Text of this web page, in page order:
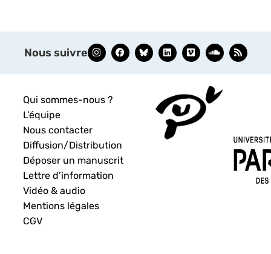
Nous suivre
Qui sommes-nous ?
L’équipe
Nous contacter
Diffusion/Distribution
Déposer un manuscrit
Lettre d’information
Vidéo & audio
Mentions légales
CGV